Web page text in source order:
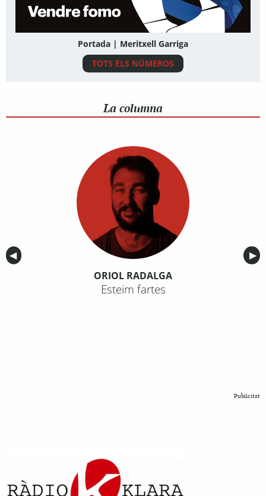
Portada | Meritxell Garriga
TOTS ELS NÚMEROS
La columna
Anterior
◀︎ ▶︎
ORIOL RADALGA
Esteim fartes
Publicitat